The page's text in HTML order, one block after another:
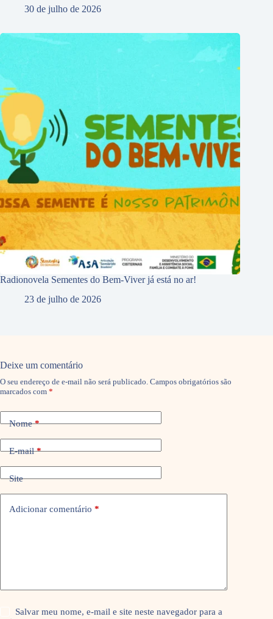
30 de julho de 2026
Radionovela Sementes do Bem-Viver já está no ar!
23 de julho de 2026
Deixe um comentário
O seu endereço de e-mail não será publicado. Campos obrigatórios são
marcados com *
Nome*
E-mail*
Site
Adicionar comentário *
Salvar meu nome, e-mail e site neste navegador para a